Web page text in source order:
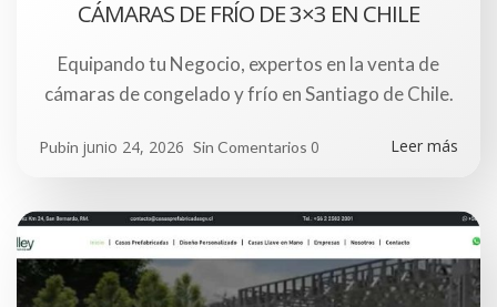
CÁMARAS DE FRÍO DE 3×3 EN CHILE
Equipando tu Negocio, expertos en la venta de
cámaras de congelado y frío en Santiago de Chile.
Pubin junio 24, 2026 Sin Comentarios 0 Leer más